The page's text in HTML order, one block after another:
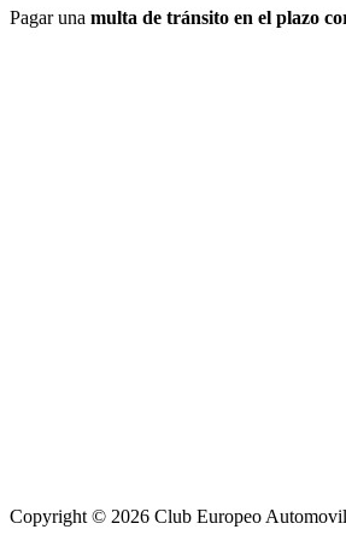
Pagar una multa de tránsito en el plazo
Copyright © 2026 Club Europeo